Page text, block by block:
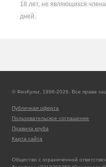
18 лет, не являющихся
дней.
© ФизКульт, 1996-2026. Все права
Публичная оферта
Пользовательское соглашение
Правила клуба
Карта сайта
Общество с ограниченной